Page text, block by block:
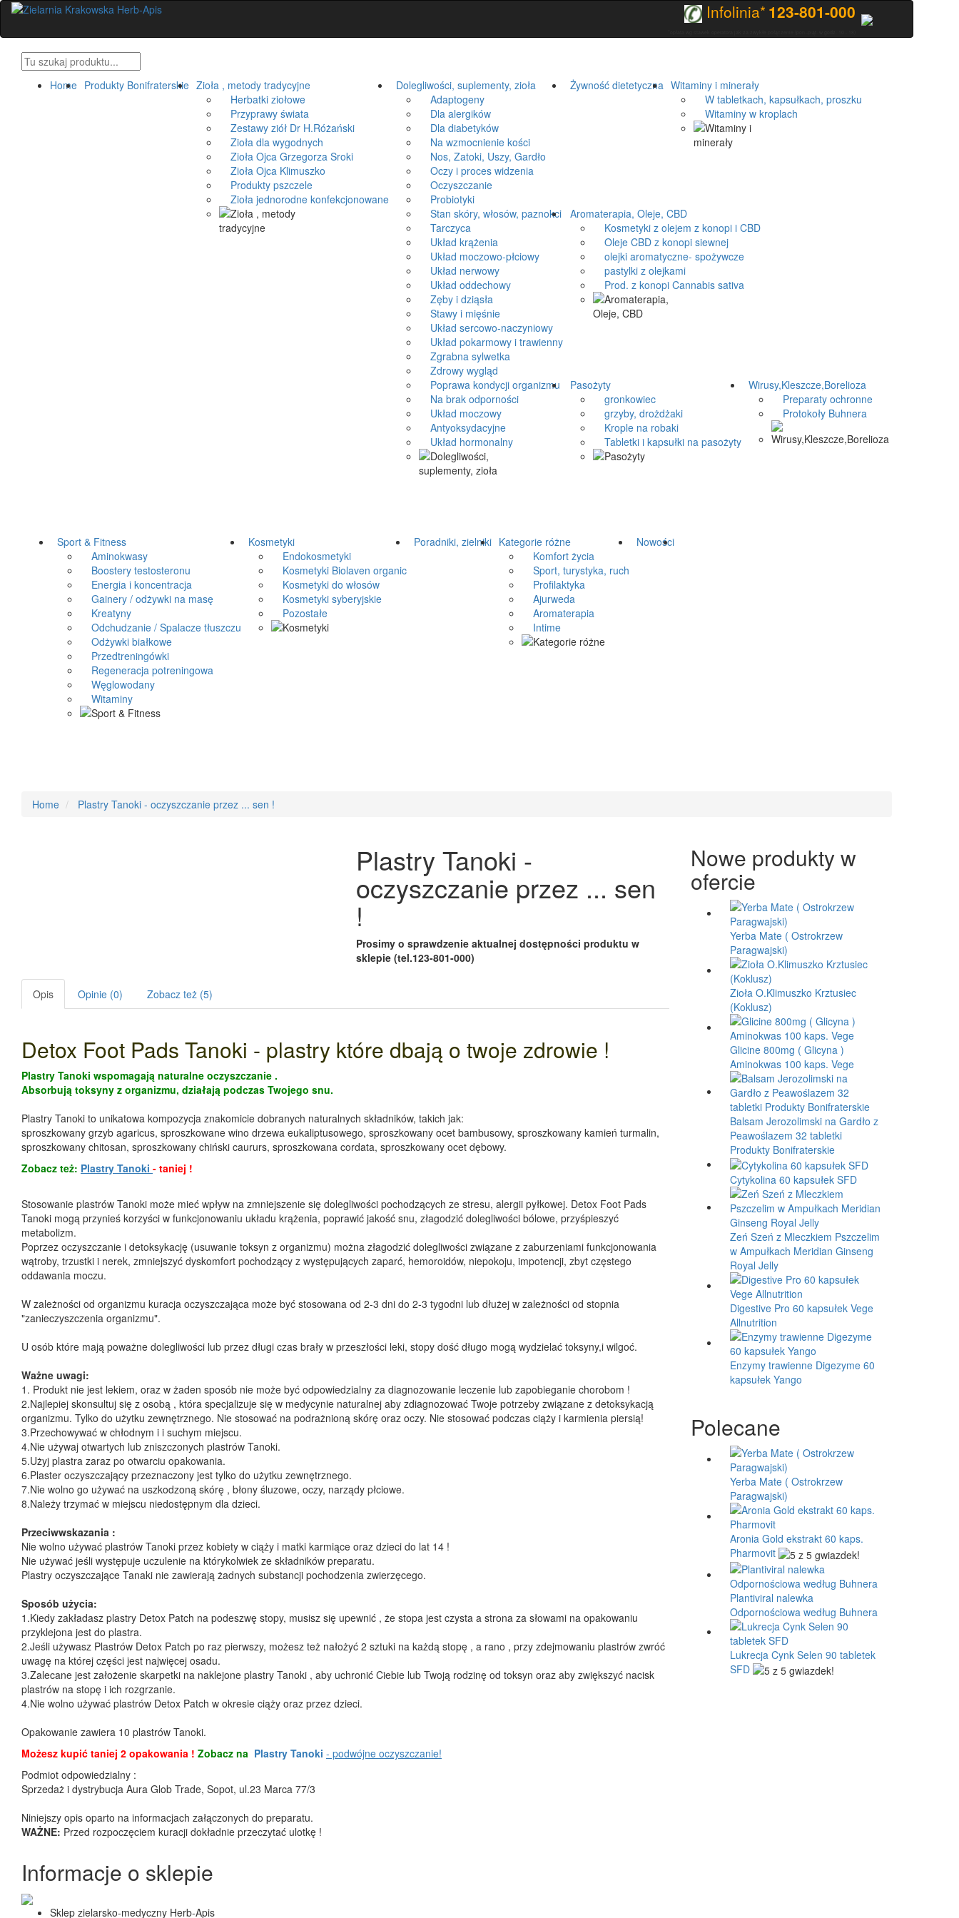
Infolinia* 123-801-000
Home Produkty Bonifraterskie Zioła , metody tradycyjne
Herbatki ziołowe
Przyprawy świata
Zestawy ziół Dr H.Różański
Zioła dla wygodnych
Zioła Ojca Grzegorza Sroki
Zioła Ojca Klimuszko
Produkty pszczele
Zioła jednorodne konfekcjonowane
Dolegliwości, suplementy, zioła
Adaptogeny
Dla alergików
Dla diabetyków
Na wzmocnienie kości
Nos, Zatoki, Uszy, Gardło
Oczy i proces widzenia
Oczyszczanie
Probiotyki
Stan skóry, włosów, paznokci
Tarczyca
Układ krążenia
Układ moczowo-płciowy
Układ nerwowy
Układ oddechowy
Zęby i dziąsła
Stawy i mięśnie
Układ sercowo-naczyniowy
Układ pokarmowy i trawienny
Zgrabna sylwetka
Zdrowy wygląd
Poprawa kondycji organizmu
Na brak odporności
Układ moczowy
Antyoksydacyjne
Układ hormonalny
Żywność dietetyczna Witaminy i minerały
W tabletkach, kapsułkach, proszku
Witaminy w kroplach
Aromaterapia, Oleje, CBD
Kosmetyki z olejem z konopi i CBD
Oleje CBD z konopi siewnej
olejki aromatyczne- spożywcze
pastylki z olejkami
Prod. z konopi Cannabis sativa
Pasożyty
gronkowiec
grzyby, drożdżaki
Krople na robaki
Tabletki i kapsułki na pasożyty
Wirusy,Kleszcze,Borelioza
Preparaty ochronne
Protokoły Buhnera
Sport & Fitness
Aminokwasy
Boostery testosteronu
Energia i koncentracja
Gainery / odżywki na masę
Kreatyny
Odchudzanie / Spalacze tłuszczu
Odżywki białkowe
Przedtreningówki
Regeneracja potreningowa
Węglowodany
Witaminy
Kosmetyki
Endokosmetyki
Kosmetyki Biolaven organic
Kosmetyki do włosów
Kosmetyki syberyjskie
Pozostałe
Poradniki, zielniki Kategorie różne
Komfort życia
Sport, turystyka, ruch
Profilaktyka
Ajurweda
Aromaterapia
Intime
Nowości
Home Plastry Tanoki - oczyszczanie przez ... sen !
Plastry Tanoki -
oczyszczanie przez ... sen
!
Prosimy o sprawdzenie aktualnej dostępności produktu w
sklepie (tel.123-801-000)
Opis Opinie (0) Zobacz też (5)
Detox Foot Pads Tanoki - plastry które dbają o twoje zdrowie !
Plastry Tanoki wspomagają naturalne oczyszczanie .
Absorbują toksyny z organizmu, działają podczas Twojego snu.
Plastry Tanoki to unikatowa kompozycja znakomicie dobranych naturalnych składników, takich jak:
sproszkowany grzyb agaricus, sproszkowane wino drzewa eukaliptusowego, sproszkowany ocet bambusowy, sproszkowany kamień turmalin,
sproszkowany chitosan, sproszkowany chiński caururs, sproszkowana cordata, sproszkowany ocet dębowy.
Zobacz też: Plastry Tanoki - taniej !
Stosowanie plastrów Tanoki może mieć wpływ na zmniejszenie się dolegliwości pochodzących ze stresu, alergii pyłkowej. Detox Foot Pads
Tanoki mogą przynieś korzyści w funkcjonowaniu układu krążenia, poprawić jakość snu, złagodzić dolegliwości bólowe, przyśpieszyć
metabolizm.
Poprzez oczyszczanie i detoksykację (usuwanie toksyn z organizmu) można złagodzić dolegliwości związane z zaburzeniami funkcjonowania
wątroby, trzustki i nerek, zmniejszyć dyskomfort pochodzący z występujących zaparć, hemoroidów, niepokoju, impotencji, zbyt częstego
oddawania moczu.
W zależności od organizmu kuracja oczyszczająca może być stosowana od 2-3 dni do 2-3 tygodni lub dłużej w zależności od stopnia
"zanieczyszczenia organizmu".
U osób które mają poważne dolegliwości lub przez długi czas brały w przeszłości leki, stopy dość długo mogą wydzielać toksyny,i wilgoć.
Ważne uwagi:
1. Produkt nie jest lekiem, oraz w żaden sposób nie może być odpowiedzialny za diagnozowanie leczenie lub zapobieganie chorobom !
2.Najlepiej skonsultuj się z osobą , która specjalizuje się w medycynie naturalnej aby zdiagnozować Twoje potrzeby związane z detoksykacją
organizmu. Tylko do użytku zewnętrznego. Nie stosować na podrażnioną skórę oraz oczy. Nie stosować podczas ciąży i karmienia piersią!
3.Przechowywać w chłodnym i i suchym miejscu.
4.Nie używaj otwartych lub zniszczonych plastrów Tanoki.
5.Użyj plastra zaraz po otwarciu opakowania.
6.Plaster oczyszczający przeznaczony jest tylko do użytku zewnętrznego.
7.Nie wolno go używać na uszkodzoną skórę , błony śluzowe, oczy, narządy płciowe.
8.Należy trzymać w miejscu niedostępnym dla dzieci.
Przeciwwskazania :
Nie wolno używać plastrów Tanoki przez kobiety w ciąży i matki karmiące oraz dzieci do lat 14 !
Nie używać jeśli występuje uczulenie na którykolwiek ze składników preparatu.
Plastry oczyszczające Tanaki nie zawierają żadnych substancji pochodzenia zwierzęcego.
Sposób użycia:
1.Kiedy zakładasz plastry Detox Patch na podeszwę stopy, musisz się upewnić , że stopa jest czysta a strona za słowami na opakowaniu
przyklejona jest do plastra.
2.Jeśli używasz Plastrów Detox Patch po raz pierwszy, możesz też nałożyć 2 sztuki na każdą stopę , a rano , przy zdejmowaniu plastrów zwróć
uwagę na której części jest najwięcej osadu.
3.Zalecane jest założenie skarpetki na naklejone plastry Tanoki , aby uchronić Ciebie lub Twoją rodzinę od toksyn oraz aby zwiększyć nacisk
plastrów na stopę i ich rozgrzanie.
4.Nie wolno używać plastrów Detox Patch w okresie ciąży oraz przez dzieci.
Opakowanie zawiera 10 plastrów Tanoki.
Możesz kupić taniej 2 opakowania ! Zobacz na Plastry Tanoki - podwójne oczyszczanie!
Podmiot odpowiedzialny :
Sprzedaż i dystrybucja Aura Glob Trade, Sopot, ul.23 Marca 77/3
Niniejszy opis oparto na informacjach załączonych do preparatu.
WAŻNE: Przed rozpoczęciem kuracji dokładnie przeczytać ulotkę !
Nowe produkty w
ofercie
Yerba Mate ( Ostrokrzew
Paragwajski)
Zioła O.Klimuszko Krztusiec
(Koklusz)
Glicine 800mg ( Glicyna )
Aminokwas 100 kaps. Vege
Balsam Jerozolimski na Gardło z
Peawoślazem 32 tabletki
Produkty Bonifraterskie
Cytykolina 60 kapsułek SFD
Zeń Szeń z Mleczkiem Pszczelim
w Ampułkach Meridian Ginseng
Royal Jelly
Digestive Pro 60 kapsułek Vege
Allnutrition
Enzymy trawienne Digezyme 60
kapsułek Yango
Polecane
Yerba Mate ( Ostrokrzew
Paragwajski)
Aronia Gold ekstrakt 60 kaps.
Pharmovit
Plantiviral nalewka
Odpornościowa według Buhnera
Lukrecja Cynk Selen 90 tabletek
SFD
Informacje o sklepie
Sklep zielarsko-medyczny Herb-Apis